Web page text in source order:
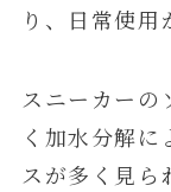
り、日常使用
スニーカーの
く加水分解
スが多く見ら